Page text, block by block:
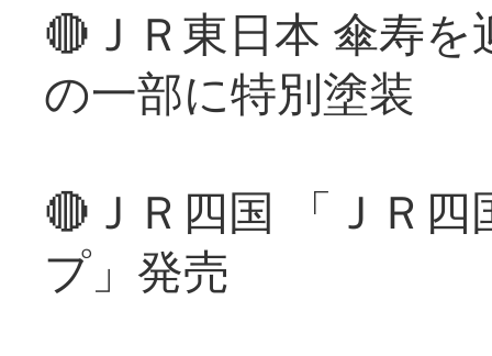
🔴ＪＲ東日本 傘寿
の一部に特別塗装
🔴ＪＲ四国 「ＪＲ
プ」発売